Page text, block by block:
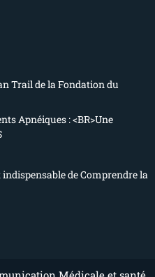
Trail de la Fondation du
Apnéiques : <BR>Une
de Comprendre la